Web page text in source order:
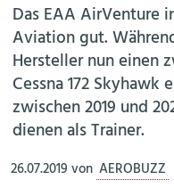
AERO-KULTUR
Das EAA AirVenture
Aviation gut.
Hersteller nun einen
Cessna 172
zwischen 2019 und
dienen als Trainer.
26.07.2019 von AEROBUZZ